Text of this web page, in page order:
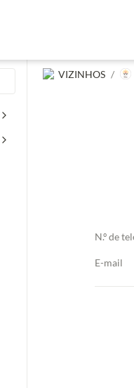
VIZINHOS /
N.º de
E-mail